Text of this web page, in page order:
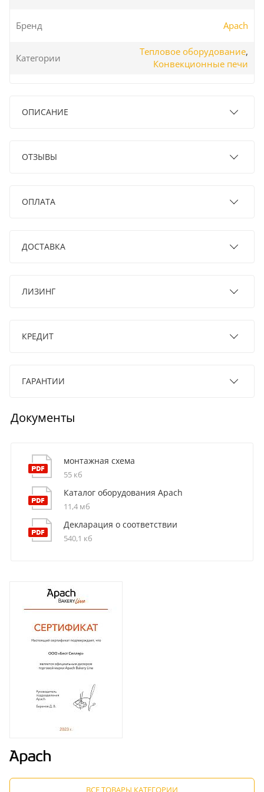
Бренд Apach
Категории
Тепловое оборудование,
Конвекционные печи
ОПИСАНИЕ
ОТЗЫВЫ
ОПЛАТА
ДОСТАВКА
ЛИЗИНГ
КРЕДИТ
ГАРАНТИИ
Документы
монтажная схема
55 кб
Каталог оборудования Apach
11,4 мб
Декларация о соответствии
540,1 кб
ВСЕ ТОВАРЫ КАТЕГОРИИ